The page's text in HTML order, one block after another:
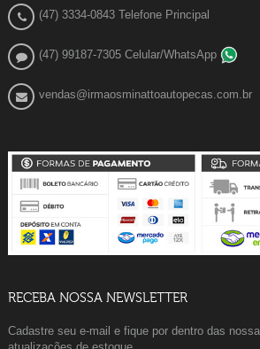
(47) 3334-0843 Telefone Principal
(47) 99187-7305 Celular/WhatsApp
vendas@irmaosminattoautopecas.com.br
RECEBA NOSSA NEWSLETTER
Cadastre seu e-mail e fique por dentro das